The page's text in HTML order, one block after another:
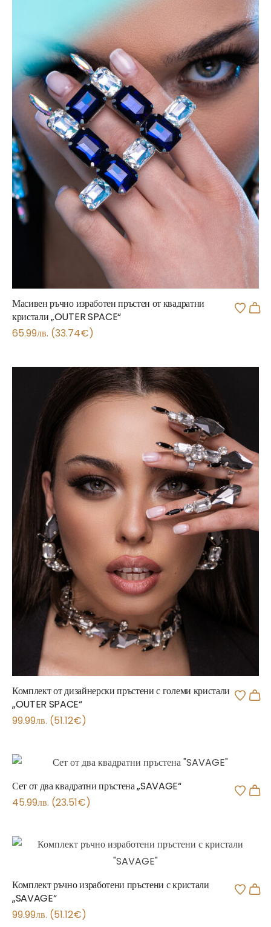
Масивен ръчно изработен пръстен от квадратни
кристали „OUTER SPACE“
65.99лв. (33.74€)
Комплект от дизайнерски пръстени с големи кристали
„OUTER SPACE“
99.99лв. (51.12€)
Сет от два квадратни пръстена „SAVAGE“
45.99лв. (23.51€)
Комплект ръчно изработени пръстени с кристали
„SAVAGE“
99.99лв. (51.12€)